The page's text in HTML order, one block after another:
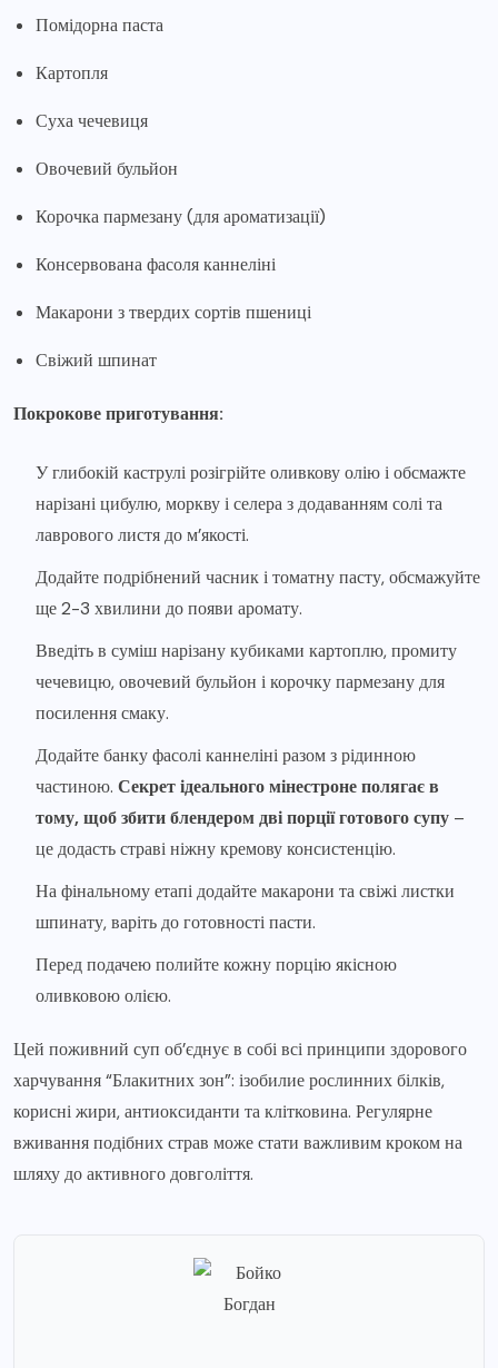
Помідорна паста
Картопля
Суха чечевиця
Овочевий бульйон
Корочка пармезану (для ароматизації)
Консервована фасоля каннеліні
Макарони з твердих сортів пшениці
Свіжий шпинат
Покрокове приготування:
У глибокій каструлі розігрійте оливкову олію і обсмажте
нарізані цибулю, моркву і селера з додаванням солі та
лаврового листя до м’якості.
Додайте подрібнений часник і томатну пасту, обсмажуйте
ще 2-3 хвилини до появи аромату.
Введіть в суміш нарізану кубиками картоплю, промиту
чечевицю, овочевий бульйон і корочку пармезану для
посилення смаку.
Додайте банку фасолі каннеліні разом з рідинною
частиною. Секрет ідеального мінестроне полягає в
тому, щоб збити блендером дві порції готового супу –
це додасть страві ніжну кремову консистенцію.
На фінальному етапі додайте макарони та свіжі листки
шпинату, варіть до готовності пасти.
Перед подачею полийте кожну порцію якісною
оливковою олією.
Цей поживний суп об’єднує в собі всі принципи здорового
харчування “Блакитних зон”: ізобилие рослинних білків,
корисні жири, антиоксиданти та клітковина. Регулярне
вживання подібних страв може стати важливим кроком на
шляху до активного довголіття.